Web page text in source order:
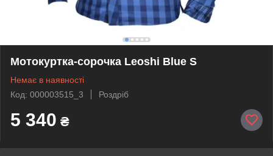
Мотокуртка-сорочка Leoshi Blue S
Немає в наявності
Код: 000003515_3
Роздріб
5 340 ₴